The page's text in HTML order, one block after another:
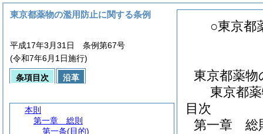
○東京都
東京都薬
東京都
目次
第一章
総
東京都薬物の濫用防止に関する条例
平成17年3月31日 条例第67号
(令和7年6月1日施行)
条項目次 沿革
本則
第一章
総則
第一条(目的)